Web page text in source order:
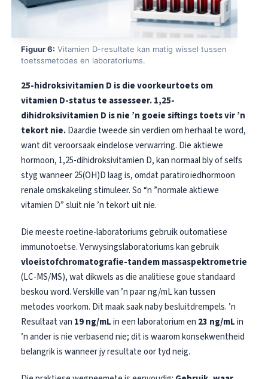
Figuur 6: Vitamien D-resultate kan matig wissel tussen
toetssmetodes en laboratoriums.
25-hidroksivitamien D is die voorkeurtoets om
vitamien D-status te assesseer.1,25-
dihidroksivitamien D is nie ’n goeie siftings toets vir ’n
tekort nie.Daardie tweede sin verdien om herhaal te word,
want dit veroorsaak eindelose verwarring. Die aktiewe
hormoon, 1,25-dihidroksivitamien D, kan normaal bly of selfs
styg wanneer 25(OH)D laag is, omdat paratiroïedhormoon
renale omskakeling stimuleer. So “n ”normale aktiewe
vitamien D” sluit nie ’n tekort uit nie.
Die meeste roetine-laboratoriums gebruik outomatiese
immunotoetse. Verwysingslaboratoriums kan gebruik
vloeistofchromatografie-tandem massaspektrometrie
(LC-MS/MS), wat dikwels as die analitiese goue standaard
beskou word. Verskille van ’n paar ng/mL kan tussen
metodes voorkom. Dit maak saak naby besluitdrempels. ’n
Resultaat van 19 ng/mLin een laboratorium en 23 ng/mLin
’n ander is nie verbasend nie; dit is waarom konsekwentheid
belangrik is wanneer jy resultate oor tyd neig.
Galego
Latviešu valoda
Македонски јазик
Euskara
Gàidhlig
Occitan
Монгол
ພາສາລາວ
Basa Jawa
Cebuano
ئۇيغۇرچە
Кыргызча
Татар теле
Беларуская мова
Esperanto
Ślōnskŏ gŏdka